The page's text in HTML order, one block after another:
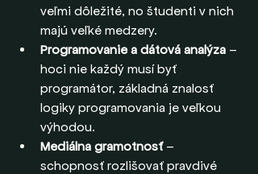
veľmi dôležité, no študenti v nich
majú veľké medzery.
Programovanie a dátová analýza –
hoci nie každý musí byť
programátor, základná znalosť
logiky programovania je veľkou
výhodou.
Mediálna gramotnosť –
schopnosť rozlišovať pravdivé